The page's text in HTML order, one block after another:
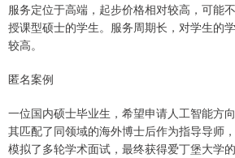
服务定位于高端，起步价格相对较高，可能
授课型硕士的学生。服务周期长，对学生的
较高。
匿名案例
一位国内硕士毕业生，希望申请人工智能方
其匹配了同领域的海外博士后作为指导导师
模拟了多轮学术面试，最终获得爱丁堡大学的